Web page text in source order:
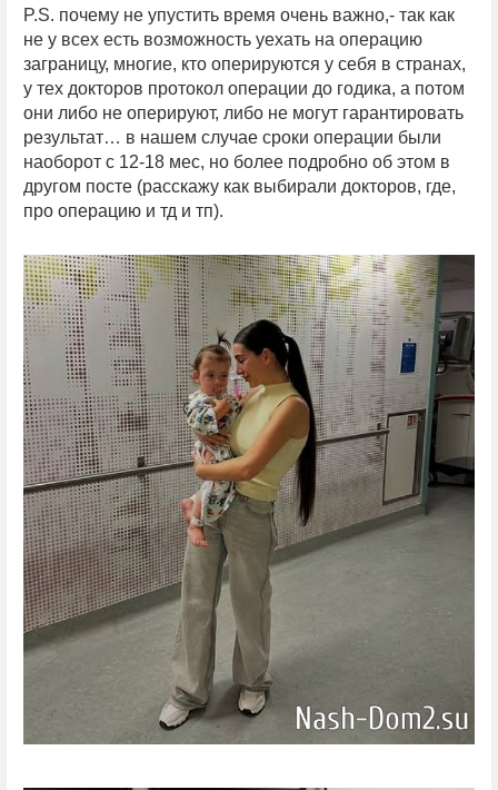
P.S. почему не упустить время очень важно,- так как
не у всех есть возможность уехать на операцию
заграницу, многие, кто оперируются у себя в странах,
у тех докторов протокол операции до годика, а потом
они либо не оперируют, либо не могут гарантировать
результат… в нашем случае сроки операции были
наоборот с 12-18 мес, но более подробно об этом в
другом посте (расскажу как выбирали докторов, где,
про операцию и тд и тп).